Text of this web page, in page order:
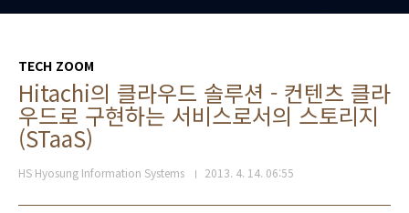
TECH ZOOM
Hitachi의 클라우드 솔루션 - 컨텐츠 클라
우드로 구현하는 서비스로서의 스토리지
(STaaS)
HS Hyosung Information Systems 2013. 4. 14. 06:55